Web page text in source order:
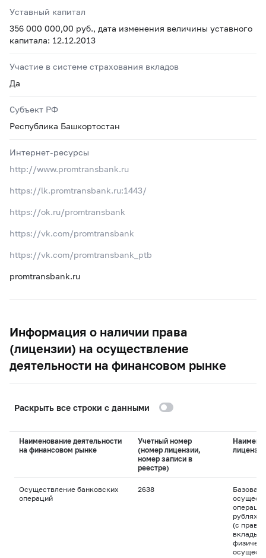
Уставный капитал
356 000 000,00 руб., дата изменения величины уставного
капитала: 12.12.2013
Участие в системе страхования вкладов
Да
Субъект РФ
Республика Башкортостан
Интернет-ресурсы
http://www.promtransbank.ru
https://lk.promtransbank.ru:1443/
https://ok.ru/promtransbank
https://vk.com/promtransbank
https://vk.com/promtransbank_ptb
promtransbank.ru
Информация о наличии права
(лицензии) на осуществление
деятельности на финансовом рынке
Раскрыть все строки с данными
Наименование деятельности
на финансовом рынке
Учетный номер
(номер лицензии,
номер записи в
реестре)
лицензии
Осуществление банковских
операций
2638
Базовая
рублях и
(с
вклады